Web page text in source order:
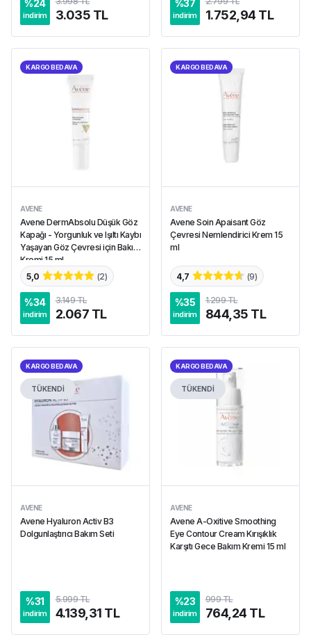
%24
indirim 3.035 TL
%37
indirim 1.752,94 TL
KARGO BEDAVA
AVENE
Avene DermAbsolu Düşük Göz
Kapağı - Yorgunluk ve Işıltı Kaybı
Yaşayan Göz Çevresi için Bakım
Kremi 15 ml
5,0
(2)
%34
indirim
3.149 TL
2.067 TL
KARGO BEDAVA
AVENE
Avene Soin Apaisant Göz
Çevresi Nemlendirici Krem 15
ml
4,7 (9)
%35
indirim
1.299 TL
844,35 TL
KARGO BEDAVA
TÜKENDİ
AVENE
Avene Hyaluron Activ B3
Dolgunlaştırıcı Bakım Seti
%31
indirim
5.999 TL
4.139,31 TL
KARGO BEDAVA
TÜKENDİ
AVENE
Avene A-Oxitive Smoothing
Eye Contour Cream Kırışıklık
Karşıtı Gece Bakım Kremi 15 ml
%23
indirim
999 TL
764,24 TL